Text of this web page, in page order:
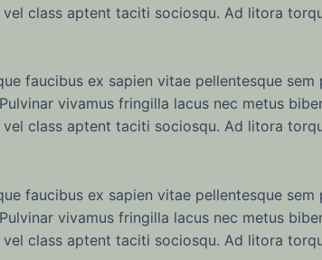
class aptent taciti sociosqu. Ad litora
faucibus ex sapien vitae pellentesque
vivamus fringilla lacus nec metus
class aptent taciti sociosqu. Ad litora
faucibus ex sapien vitae pellentesque
vivamus fringilla lacus nec metus
class aptent taciti sociosqu. Ad litora